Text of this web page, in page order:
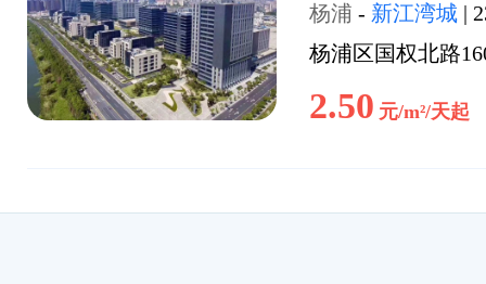
杨浦 - 新江湾城 |
杨浦区国权北路
2.50 元/m²/天起